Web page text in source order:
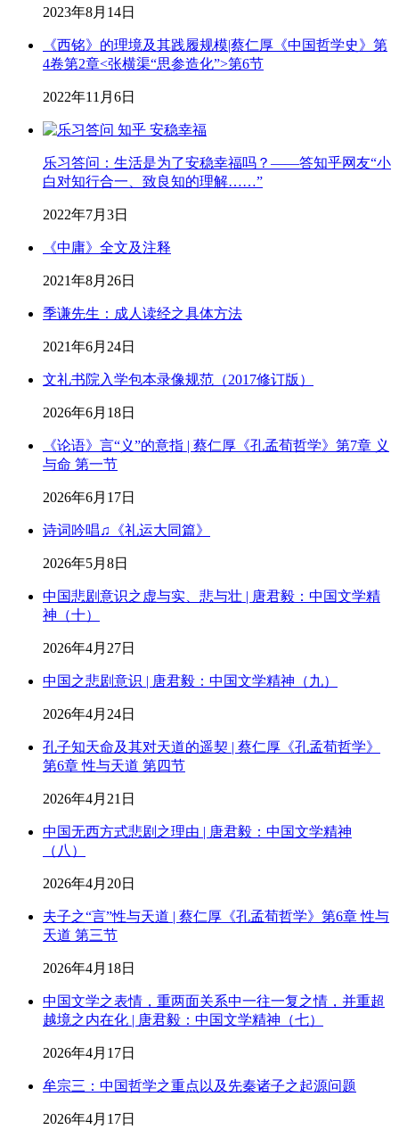
2023年8月14日
《西铭》的理境及其践履规模|蔡仁厚《中国哲学史》第
4卷第2章<张横渠“思参造化”>第6节
2022年11月6日
乐习答问：生活是为了安稳幸福吗？——答知乎网友“小
白对知行合一、致良知的理解……”
2022年7月3日
《中庸》全文及注释
2021年8月26日
季谦先生：成人读经之具体方法
2021年6月24日
文礼书院入学包本录像规范（2017修订版）
2026年6月18日
《论语》言“义”的意指 | 蔡仁厚《孔孟荀哲学》第7章 义
与命 第一节
2026年6月17日
诗词吟唱♫《礼运大同篇》
2026年5月8日
中国悲剧意识之虚与实、悲与壮 | 唐君毅：中国文学精
神（十）
2026年4月27日
中国之悲剧意识 | 唐君毅：中国文学精神（九）
2026年4月24日
孔子知天命及其对天道的遥契 | 蔡仁厚《孔孟荀哲学》
第6章 性与天道 第四节
2026年4月21日
中国无西方式悲剧之理由 | 唐君毅：中国文学精神
（八）
2026年4月20日
夫子之“言”性与天道 | 蔡仁厚《孔孟荀哲学》第6章 性与
天道 第三节
2026年4月18日
中国文学之表情，重两面关系中一往一复之情，并重超
越境之内在化 | 唐君毅：中国文学精神（七）
2026年4月17日
牟宗三：中国哲学之重点以及先秦诸子之起源问题
2026年4月17日